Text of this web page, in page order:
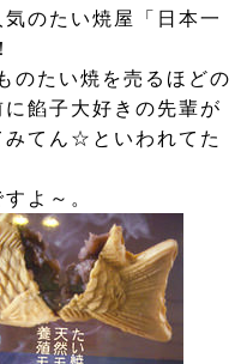
のたい焼屋「日本一
のたい焼を売るほどの
餡子大好きの先輩が
みてん☆といわれてた
よ～。